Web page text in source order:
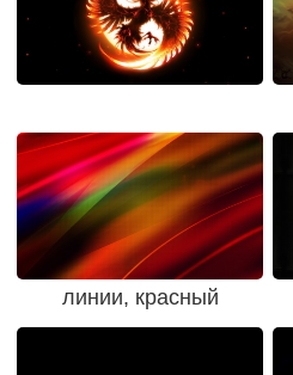
линии, красный